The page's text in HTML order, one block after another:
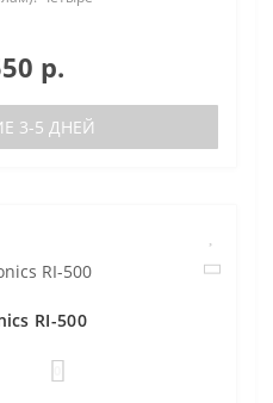
р.
3-5 ДНЕЙ
RI-500